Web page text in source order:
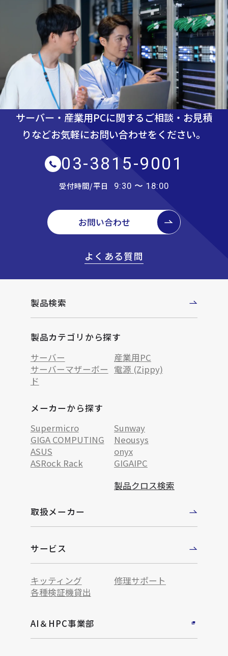
サーバー・産業用PCに関するご相談・お見積
りなどお気軽にお問い合わせをください。
03-3815-9001
受付時間/平日 9:30 〜 18:00
お問い合わせ
よくある質問
製品検索
製品カテゴリから探す
サーバー
産業用PC
サーバーマザーボー
ド
電源 (Zippy)
メーカーから探す
Supermicro
Sunway
GIGA COMPUTING
Neousys
ASUS
onyx
ASRock Rack
GIGAIPC
製品クロス検索
取扱メーカー
サービス
キッティング
修理サポート
各種検証機貸出
AI＆HPC事業部